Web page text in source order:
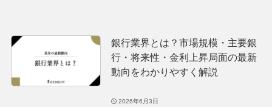
銀行業界とは？市場規模・主要銀
行・将来性・金利上昇局面の最新
動向をわかりやすく解説
2026年6月3日